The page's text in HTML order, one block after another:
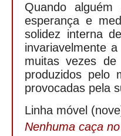
Quando
esperança e
solidez interna
invariavelmente
muitas vezes
produzidos pelo
provocadas pela
Linha móvel
Nenhuma caça